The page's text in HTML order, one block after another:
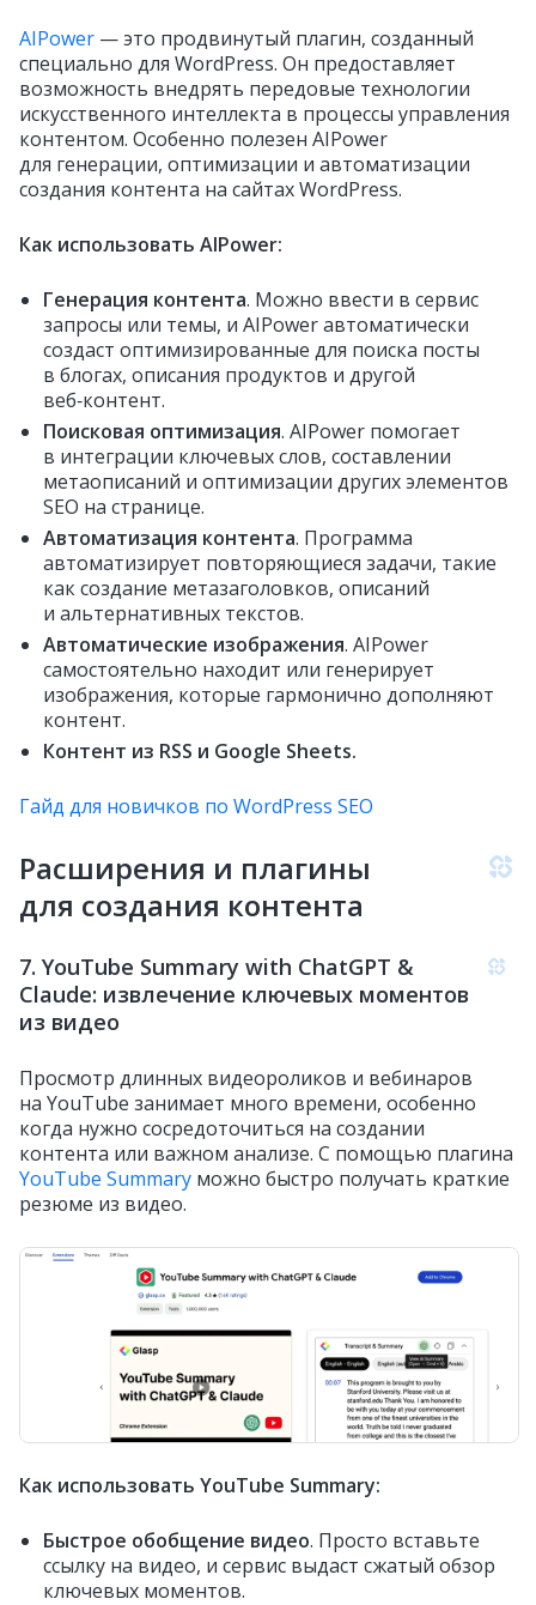
AIPower — это продвинутый плагин, созданный
специально для WordPress. Он предоставляет
возможность внедрять передовые технологии
искусственного интеллекта в процессы управления
контентом. Особенно полезен AIPower
для генерации, оптимизации и автоматизации
создания контента на сайтах WordPress.
Как использовать AIPower:
Генерация контента. Можно ввести в сервис
запросы или темы, и AIPower автоматически
создаст оптимизированные для поиска посты
в блогах, описания продуктов и другой
веб‑контент.
Поисковая оптимизация. AIPower помогает
в интеграции ключевых слов, составлении
метаописаний и оптимизации других элементов
SEO на странице.
Автоматизация контента. Программа
автоматизирует повторяющиеся задачи, такие
как создание метазаголовков, описаний
и альтернативных текстов.
Автоматические изображения. AIPower
самостоятельно находит или генерирует
изображения, которые гармонично дополняют
контент.
Контент из RSS и Google Sheets.
Гайд для новичков по WordPress SEO
Расширения и плагины
для создания контента
7. YouTube Summary with ChatGPT &
Claude: извлечение ключевых моментов
из видео
Просмотр длинных видеороликов и вебинаров
на YouTube занимает много времени, особенно
когда нужно сосредоточиться на создании
контента или важном анализе. C помощью плагина
YouTube Summary можно быстро получать краткие
резюме из видео.
Как использовать YouTube Summary:
Быстрое обобщение видео. Просто вставьте
ссылку на видео, и сервис выдаст сжатый обзор
ключевых моментов.